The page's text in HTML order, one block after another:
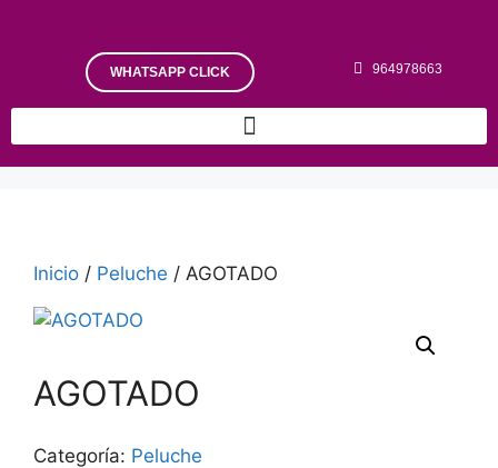
WHATSAPP CLICK 964978663
Inicio / Peluche / AGOTADO
AGOTADO
Categoría: Peluche